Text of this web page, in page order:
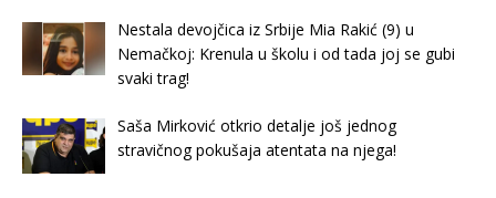
Nestala devojčica iz Srbije Mia Rakić (9) u
Nemačkoj: Krenula u školu i od tada joj se gubi
svaki trag!
Saša Mirković otkrio detalje još jednog
stravičnog pokušaja atentata na njega!